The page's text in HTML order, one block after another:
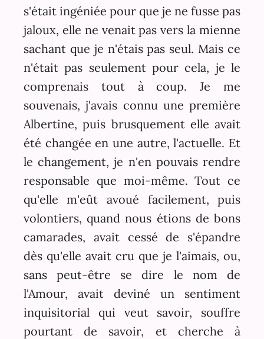
s'était ingéniée pour que je ne fusse pas
jaloux, elle ne venait pas vers la mienne
sachant que je n'étais pas seul. Mais ce
n'était pas seulement pour cela, je le
comprenais tout à coup. Je me
souvenais, j'avais connu une première
Albertine, puis brusquement elle avait
été changée en une autre, l'actuelle. Et
le changement, je n'en pouvais rendre
responsable que moi-même. Tout ce
qu'elle m'eût avoué facilement, puis
volontiers, quand nous étions de bons
camarades, avait cessé de s'épandre
dès qu'elle avait cru que je l'aimais, ou,
sans peut-être se dire le nom de
l'Amour, avait deviné un sentiment
inquisitorial qui veut savoir, souffre
pourtant de savoir, et cherche à